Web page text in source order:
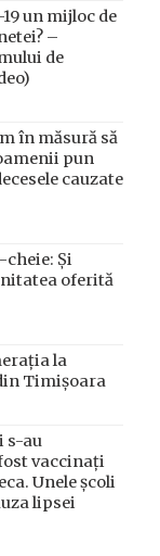
un mijloc de
–
de
în măsură să
pun
cauzate
Și
oferită
la
Timișoara
s-au
vaccinați
Unele școli
lipsei